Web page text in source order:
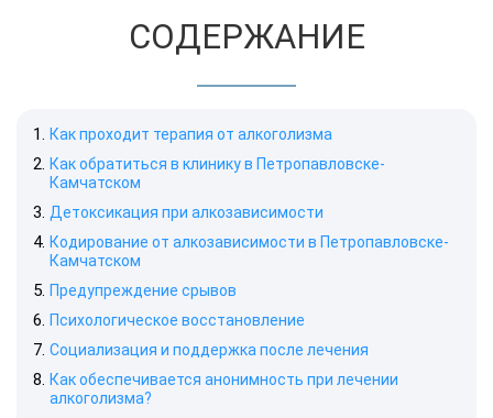
СОДЕРЖАНИЕ
Как проходит терапия от алкоголизма
Как обратиться в клинику в Петропавловске-
Камчатском
Детоксикация при алкозависимости
Кодирование от алкозависимости в Петропавловске-
Камчатском
Предупреждение срывов
Психологическое восстановление
Социализация и поддержка после лечения
Как обеспечивается анонимность при лечении
алкоголизма?